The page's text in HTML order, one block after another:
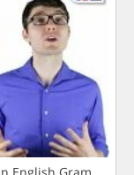
English Grammar